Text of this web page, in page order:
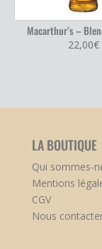
Macarthur’s –
22,00€
LA BOUTIQUE
Qui sommes-
Mentions
CGV
Nous